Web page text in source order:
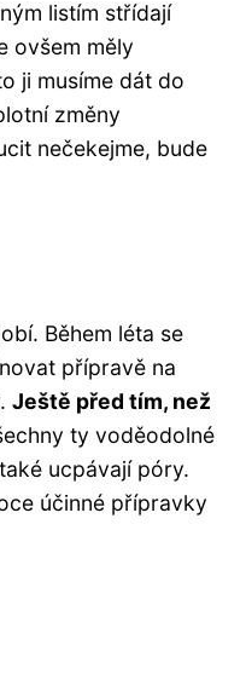
listím střídají
ovšem měly
ji musíme dát do
změny
nečekejme, bude
Během léta se
přípravě na
Ještě před tím, než
ty voděodolné
ucpávají póry.
účinné přípravky